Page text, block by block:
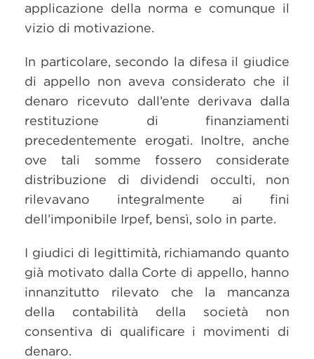
applicazione della norma e comunque il
vizio di motivazione.
In particolare, secondo la difesa il giudice
di appello non aveva considerato che il
denaro ricevuto dall’ente derivava dalla
restituzione di finanziamenti
precedentemente erogati. Inoltre, anche
ove tali somme fossero considerate
distribuzione di dividendi occulti, non
rilevavano integralmente ai fini
dell’imponibile Irpef, bensì, solo in parte.
I giudici di legittimità, richiamando quanto
già motivato dalla Corte di appello, hanno
innanzitutto rilevato che la mancanza
della contabilità della società non
consentiva di qualificare i movimenti di
denaro.